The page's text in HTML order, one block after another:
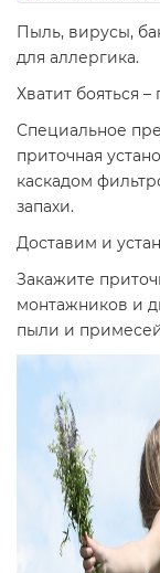
Пыль, вирусы,
для аллергика.
Хватит бояться
Специальное
приточная
каскадом
запахи.
Доставим и
Закажите
монтажников и
пыли и